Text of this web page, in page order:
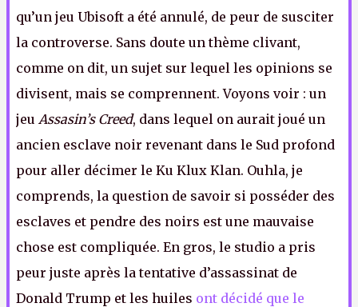
qu’un jeu Ubisoft a été annulé, de peur de susciter
la controverse. Sans doute un thème clivant,
comme on dit, un sujet sur lequel les opinions se
divisent, mais se comprennent. Voyons voir : un
jeu Assasin’s Creed, dans lequel on aurait joué un
ancien esclave noir revenant dans le Sud profond
pour aller décimer le Ku Klux Klan. Ouhla, je
comprends, la question de savoir si posséder des
esclaves et pendre des noirs est une mauvaise
chose est compliquée. En gros, le studio a pris
peur juste après la tentative d’assassinat de
Donald Trump et les huiles ont décidé que le